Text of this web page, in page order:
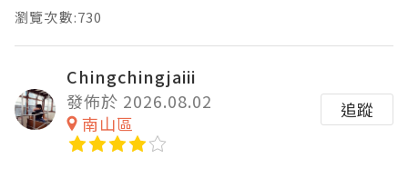
瀏覽次數:730
Chingchingjaiii
發佈於 2026.08.02
南山區
追蹤